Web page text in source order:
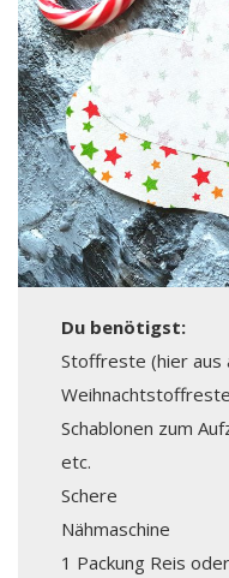
Du benötigst:
Stoffreste (hier aus
Schablonen zum
etc.
Schere
Nähmaschine
1 Packung Reis